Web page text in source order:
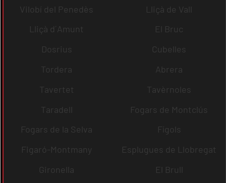
Vilobí del Penedès
Lliçà de Vall
Lliçà d´Amunt
El Bruc
Dosrius
Cubelles
Tordera
Abrera
Tavertet
Tavèrnoles
Taradell
Fogars de Montclús
Fogars de la Selva
Fígols
Figaró-Montmany
Esplugues de Llobregat
Gironella
El Brull